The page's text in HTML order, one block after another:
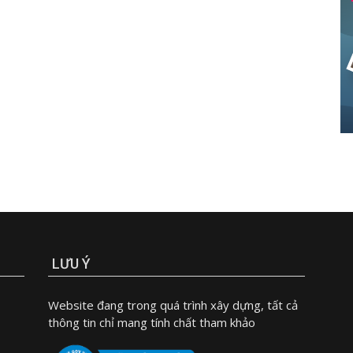
LƯU Ý
Website đang trong quá trình xây dựng, tất cả
thông tin chỉ mang tính chất tham khảo